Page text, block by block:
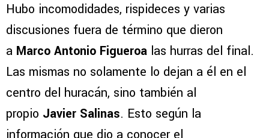
Hubo incomodidades, rispideces y varias
discusiones fuera de término que dieron
a Marco Antonio Figueroa las hurras del final.
Las mismas no solamente lo dejan a él en el
centro del huracán, sino también al
propio Javier Salinas. Esto según la